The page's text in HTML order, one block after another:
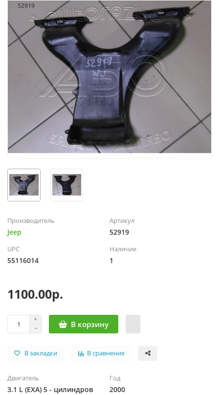
52919
Производитель
Jeep
Артикул
52919
UPC
55116014
Наличие
1
1100.00р.
В корзину
В закладки В сравнение
Двигатель
3.1 L (EXA) 5 - цилиндров
Год
2000